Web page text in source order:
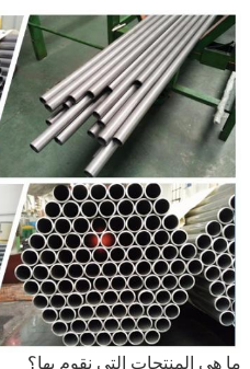
ما هي المنتجات التي نقوم بها؟